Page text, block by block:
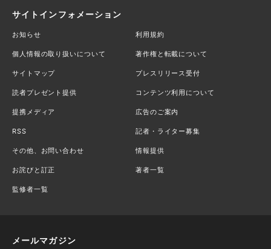
サイトインフォメーション
お知らせ 利用規約
個人情報の取り扱いについて 著作権と転載について
サイトマップ プレスリリース受付
読者プレゼント提供 コンテンツ利用について
提携メディア 広告のご案内
RSS 記者・ライター募集
その他、お問い合わせ 情報提供
お詫びと訂正 著者一覧
監修者一覧
メールマガジン